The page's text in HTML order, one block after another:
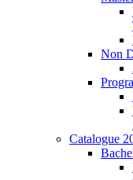
Non
Catalogue